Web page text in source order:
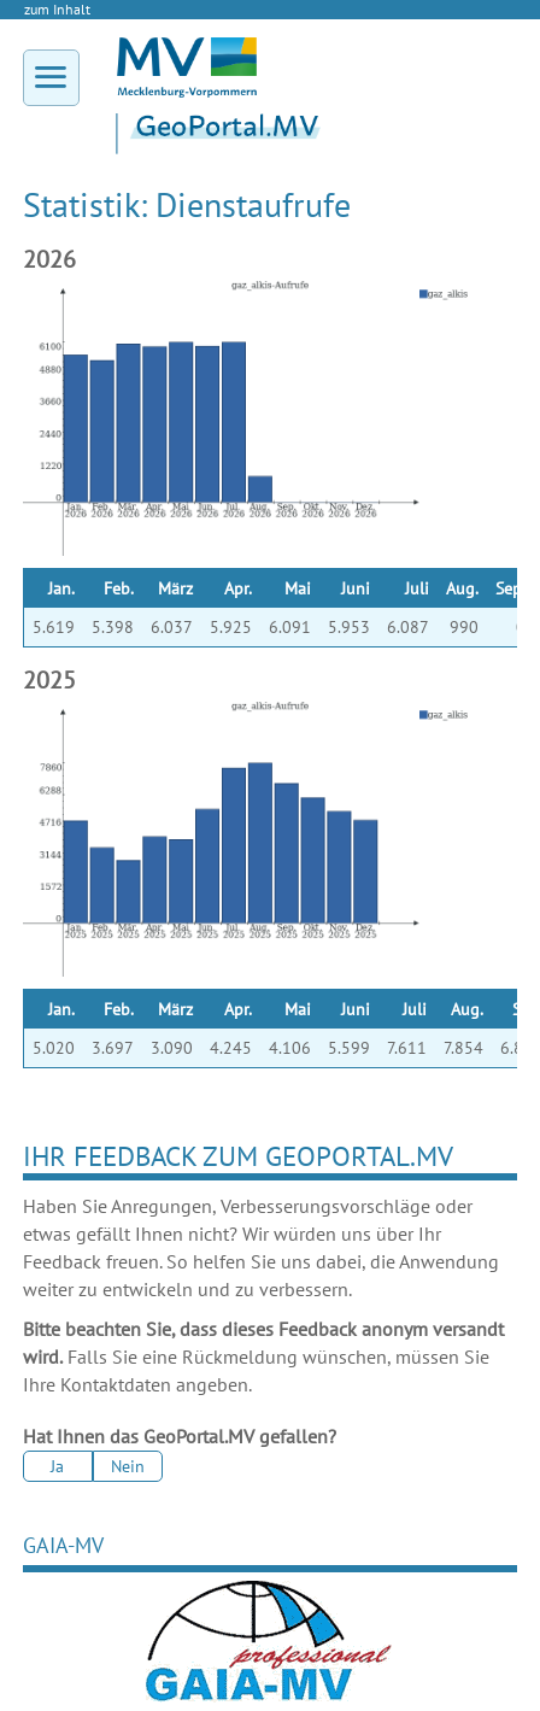
zum Inhalt
Statistik: Dienstaufrufe
2026
Jan. Feb. März Apr. Mai Juni Juli Aug.
Sep.
5.619
5.398 6.037 5.925 6.091 5.953 6.087 990 0
2025
Jan. Feb. März Apr. Mai Juni Juli Aug.
5.020
3.697 3.090 4.245 4.106 5.599 7.611 7.854
IHR FEEDBACK ZUM GEOPORTAL.MV
Haben Sie Anregungen, Verbesserungsvorschläge oder
etwas gefällt Ihnen nicht? Wir würden uns über Ihr
Feedback freuen. So helfen Sie uns dabei, die Anwendung
weiter zu entwickeln und zu verbessern.
Bitte beachten Sie, dass dieses Feedback anonym versandt
wird.Falls Sie eine Rückmeldung wünschen, müssen Sie
Ihre Kontaktdaten angeben.
Hat Ihnen das GeoPortal.MV gefallen?
Ja Nein
GAIA-MV